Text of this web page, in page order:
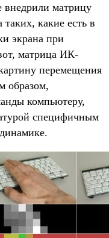
матрицу
какие есть в
экрана при
матрица ИК-
перемещения
образом,
компьютеру,
специфичным